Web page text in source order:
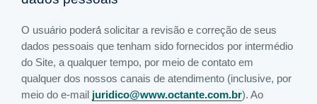
O usuário poderá́ solicitar a revisão e correção de seus
dados pessoais que tenham sido fornecidos por intermédio
do Site, a qualquer tempo, por meio de contato em
qualquer dos nossos canais de atendimento (inclusive, por
meio do e-mail juridico@www.octante.com.br). Ao